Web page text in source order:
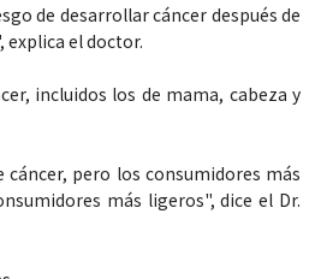
de desarrollar cáncer después de
explica el doctor.
incluidos los de mama, cabeza y
pero los consumidores más
más ligeros", dice el Dr.
Espectáculos